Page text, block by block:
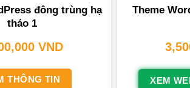
đông trùng hạ
thảo 1
VND
THÔNG TIN
Theme
XEM